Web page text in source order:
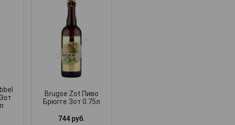
Brugse Zot Пиво
Брюгге Зот 0.75л
744 руб.